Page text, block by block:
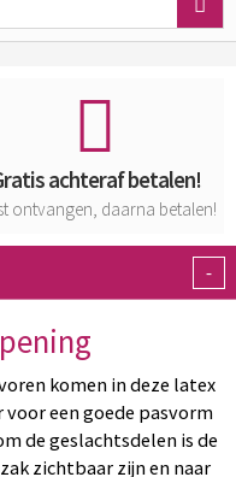
achteraf betalen!
ontvangen, daarna betalen!
-
komen in deze latex
een goede pasvorm
de geslachtsdelen is de
zichtbaar zijn en naar